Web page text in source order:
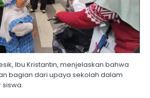
Ibu Kristantin, menjelaskan bahwa
bagian dari upaya sekolah dalam